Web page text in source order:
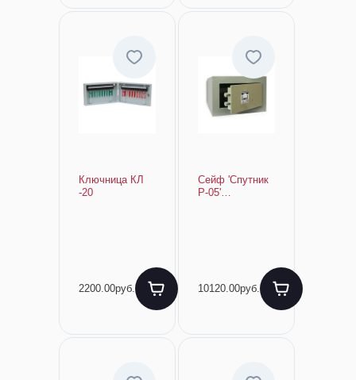
Ключница КЛ
-20
2200.00руб.
Сейф 'Спутник
P-05'
10120.00руб.